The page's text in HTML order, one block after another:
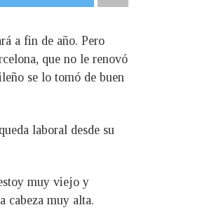
a fin de año. Pero
que no le renovó
se lo tomó de buen
laboral desde su
muy viejo y
cabeza muy alta.